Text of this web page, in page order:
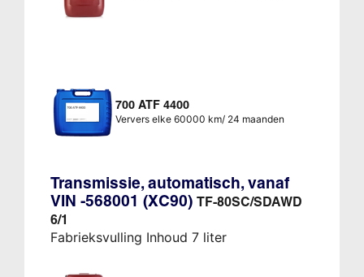
700 ATF 4400
Ververs elke 60000 km/ 24 maanden
Transmissie, automatisch, vanaf
VIN -568001 (XC90) TF-80SC/SDAWD
6/1
Fabrieksvulling Inhoud 7 liter